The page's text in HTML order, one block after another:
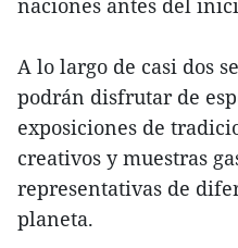
naciones antes del
A lo largo de casi dos
podrán disfrutar de
exposiciones de
creativos y muestras
representativas de
planeta.